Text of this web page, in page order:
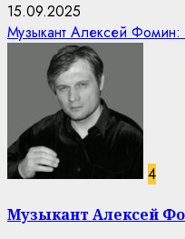
15.09.2025
Музыкант Алексей Фомин:
4
Музыкант Алексей